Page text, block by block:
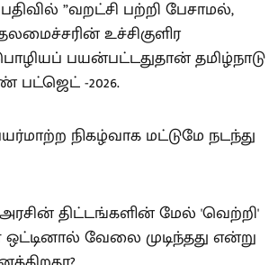
”வறட்சி பற்றி பேசாமல்,
உச்சிகுளிர
பயன்பட்டதுதான் தமிழ்நாடு
-2026.
நிகழ்வாக மட்டுமே நடந்து
அரசின் திட்டங்களின் மேல் 'வெற்றி'
வேலை முடிந்தது என்று